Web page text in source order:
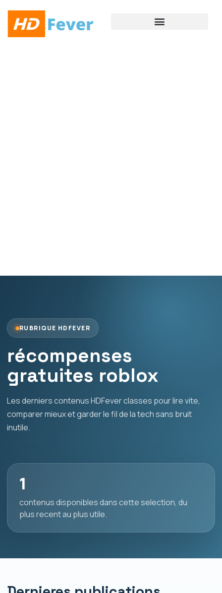
RUBRIQUE HDFEVER
récompenses
gratuites roblox
Les derniers contenus HDFever classes pour lire vite,
comparer mieux et garder le fil de la tech sans bruit
inutile.
1
contenus disponibles dans cette selection, du
plus recent au plus utile.